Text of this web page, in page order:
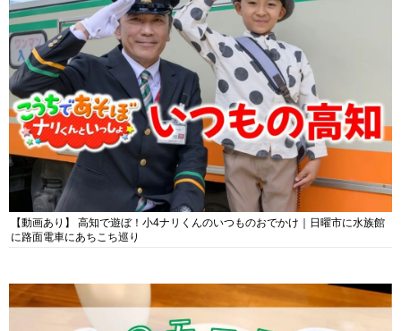
【動画あり】 高知で遊ぼ！小4ナリくんのいつものおでかけ｜日曜市に水族館
に路面電車にあちこち巡り